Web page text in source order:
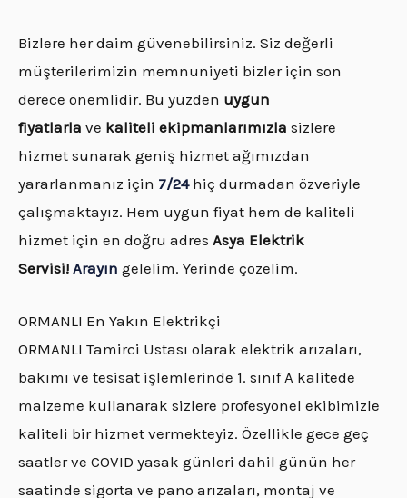
Bizlere her daim güvenebilirsiniz. Siz değerli
müşterilerimizin memnuniyeti bizler için son
derece önemlidir. Bu yüzden uygun
fiyatlarla ve kaliteli ekipmanlarımızla sizlere
hizmet sunarak geniş hizmet ağımızdan
yararlanmanız için 7/24hiç durmadan özveriyle
çalışmaktayız. Hem uygun fiyat hem de kaliteli
hizmet için en doğru adres Asya Elektrik
Servisi! Arayın gelelim. Yerinde çözelim.
ORMANLI En Yakın Elektrikçi
ORMANLI Tamirci Ustası olarak elektrik arızaları,
bakımı ve tesisat işlemlerinde 1. sınıf A kalitede
malzeme kullanarak sizlere profesyonel ekibimizle
kaliteli bir hizmet vermekteyiz. Özellikle gece geç
saatler ve COVID yasak günleri dahil günün her
saatinde sigorta ve pano arızaları, montaj ve